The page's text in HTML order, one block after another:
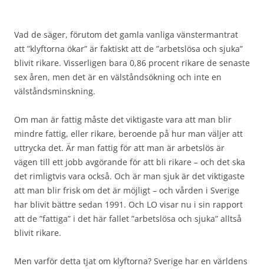
Vad de säger, förutom det gamla vanliga vänstermantrat
att ”klyftorna ökar” är faktiskt att de ”arbetslösa och sjuka”
blivit rikare. Visserligen bara 0,86 procent rikare de senaste
sex åren, men det är en välståndsökning och inte en
välståndsminskning.
Om man är fattig måste det viktigaste vara att man blir
mindre fattig, eller rikare, beroende på hur man väljer att
uttrycka det. Är man fattig för att man är arbetslös är
vägen till ett jobb avgörande för att bli rikare – och det ska
det rimligtvis vara också. Och är man sjuk är det viktigaste
att man blir frisk om det är möjligt – och vården i Sverige
har blivit bättre sedan 1991. Och LO visar nu i sin rapport
att de ”fattiga” i det här fallet ”arbetslösa och sjuka” alltså
blivit rikare.
Men varför detta tjat om klyftorna? Sverige har en världens